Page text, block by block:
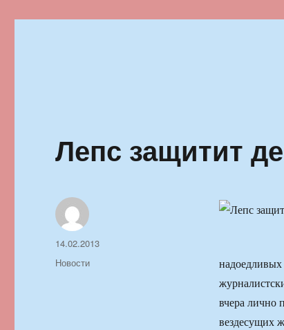
Лепс защитит
вчера лично
вездесущих
Автор
Опубликовано
14.02.2013
Рубрики
Новости